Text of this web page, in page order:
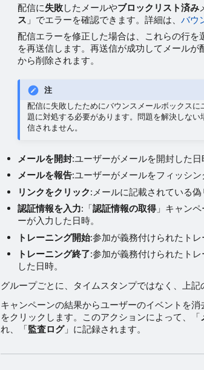
配信に失敗したメールやブロックリスト済み
ス 」でエラーを確認できます。詳細は、バウ
配信エラーを修正した場合は、これらの行
を再送信します。再送信が成功してメール
から削除されます。
注
配信に失敗したためにバウンスメールボックス
題に対処する必要があります。問題を解決しな
信されません。
メールを開封:ユーザーがメールを開封した日
メールを報告:ユーザーがメールをフィッシン
リンクをクリック:メールに記載されている
認証情報を入力:「認証情報の取得」キャン
ーが入力した日時。
トレーニング開始:参加が義務付けられたト
トレーニング終了:参加が義務付けられたト
した日時。
グループごとに、タイムスタンプではなく、上記
キャンペーンの結果からユーザーのイベントを消
をクリックします。このアクションによって、「
れ、「監査ログ」に記録されます。